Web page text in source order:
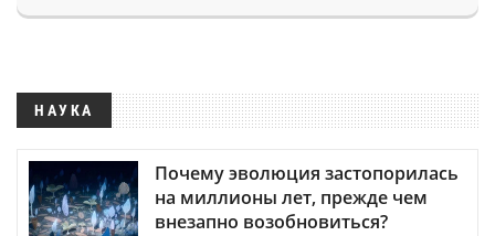
НАУКА
Почему эволюция застопорилась
на миллионы лет, прежде чем
внезапно возобновиться?